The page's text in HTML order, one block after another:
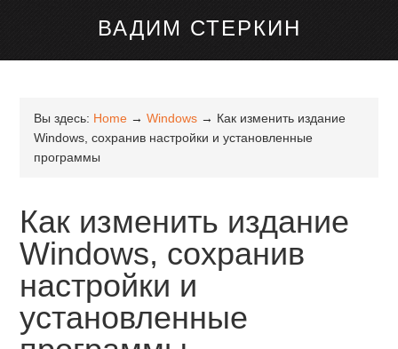
ВАДИМ СТЕРКИН
Вы здесь: Home → Windows → Как изменить издание
Windows, сохранив настройки и установленные
программы
Как изменить издание
Windows, сохранив
настройки и
установленные